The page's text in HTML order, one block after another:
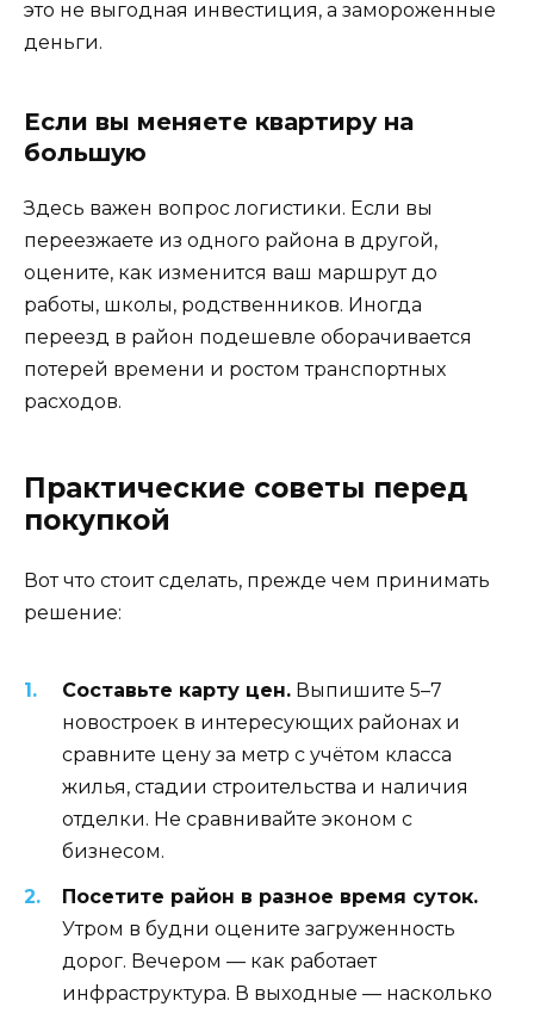
это не выгодная инвестиция, а замороженные
деньги.
Если вы меняете квартиру на
большую
Здесь важен вопрос логистики. Если вы
переезжаете из одного района в другой,
оцените, как изменится ваш маршрут до
работы, школы, родственников. Иногда
переезд в район подешевле оборачивается
потерей времени и ростом транспортных
расходов.
Практические советы перед
покупкой
Вот что стоит сделать, прежде чем принимать
решение:
Составьте карту цен. Выпишите 5–7
новостроек в интересующих районах и
сравните цену за метр с учётом класса
жилья, стадии строительства и наличия
отделки. Не сравнивайте эконом с
бизнесом.
Посетите район в разное время суток.
Утром в будни оцените загруженность
дорог. Вечером — как работает
инфраструктура. В выходные — насколько